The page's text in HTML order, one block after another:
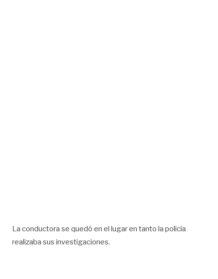
La conductora se quedó en el lugar en tanto la policía
realizaba sus investigaciones.